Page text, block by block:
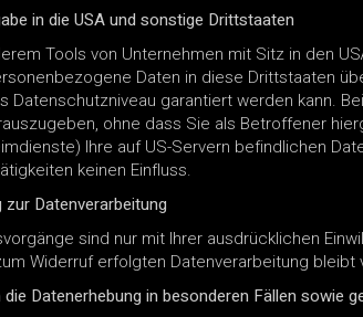
in die USA und sonstige Drittstaaten
Tools von Unternehmen mit Sitz in den
Daten in diese Drittstaaten
Datenschutzniveau garantiert werden kann.
ohne dass Sie als Betroffener
Ihre auf US-Servern befindlichen
keinen Einfluss.
Datenverarbeitung
sind nur mit Ihrer ausdrücklichen
Widerruf erfolgten Datenverarbeitung bleibt
Datenerhebung in besonderen Fällen sowie